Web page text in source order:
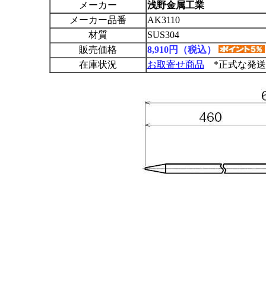
メーカー
浅野金属工業
メーカー品番
AK3110
材質
SUS304
販売価格
8,910円（税込）
在庫状況
お取寄せ商品 *正式な発送